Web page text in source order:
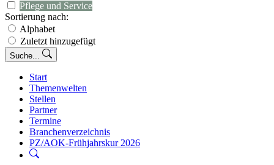
Pflege und Service
Sortierung nach:
Alphabet
Zuletzt hinzugefügt
Suche...
Start
Themenwelten
Stellen
Partner
Termine
Branchenverzeichnis
PZ/AOK-Frühjahrskur 2026